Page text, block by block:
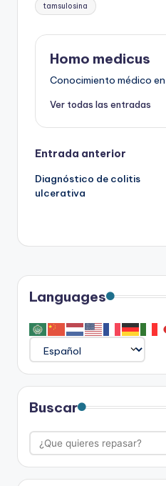
tamsulosina
Homo medicus
Conocimiento médico en
Ver todas las entradas
Navegación
de
Entrada anterior
Diagnóstico de colitis
ulcerativa
Languages
Buscar